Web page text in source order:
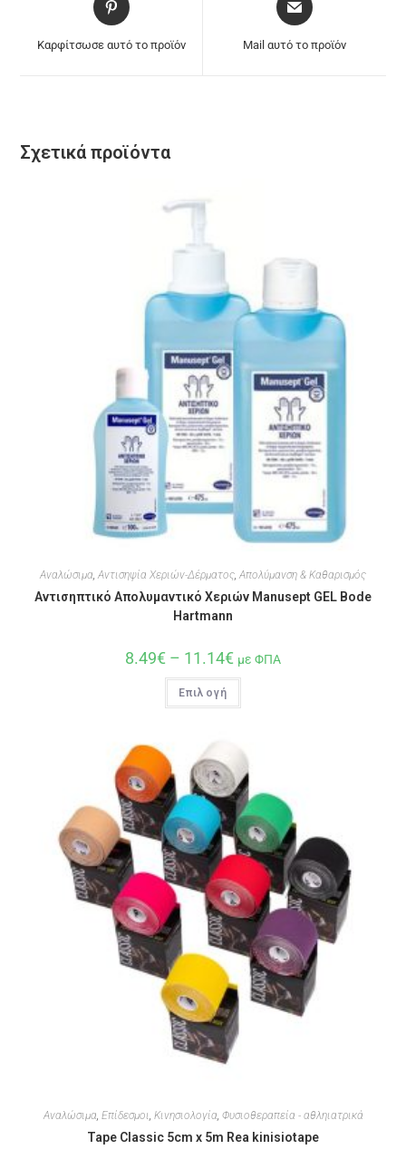
Καρφίτσωσε αυτό το προϊόν Mail αυτό το προϊόν
Σχετικά προϊόντα
Αναλώσιμα, Αντισηψία Χεριών-Δέρματος, Απολύμανση & Καθαρισμός
Αντισηπτικό Απολυμαντικό Χεριών Manusept GEL Bode
Hartmann
8.49€ – 11.14€ με ΦΠΑ
Επιλογή
Αναλώσιμα, Επίδεσμοι, Κινησιολογία, Φυσιοθεραπεία - αθληιατρικά
Tape Classic 5cm x 5m Rea kinisiotape